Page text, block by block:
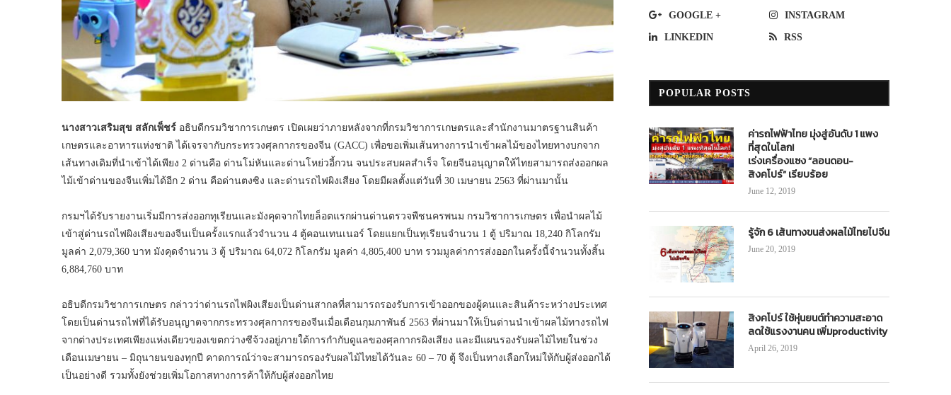
นางสาวเสริมสุข สลักเพ็ชร์ อธิบดีกรมวิชาการเกษตร เปิดเผยว่าภายหลังจากที่กรมวิชาการเกษตรและสำนักงานมาตรฐานสินค้า
เกษตรและอาหารแห่งชาติ ได้เจรจากับกระทรวงศุลกากรของจีน (GACC) เพื่อขอเพิ่มเส้นทางการนำเข้าผลไม้ของไทยทางบกจาก
เส้นทางเดิมที่นำเข้าได้เพียง 2 ด่านคือ ด่านโม่หันและด่านโหย่วอี้กวน จนประสบผลสำเร็จ โดยจีนอนุญาตให้ไทยสามารถส่งออกผล
ไม้เข้าด่านของจีนเพิ่มได้อีก 2 ด่าน คือด่านตงซิง และด่านรถไฟผิงเสียง โดยมีผลตั้งแต่วันที่ 30 เมษายน 2563 ที่ผ่านมานั้น
กรมฯได้รับรายงานเริ่มมีการส่งออกทุเรียนและมังคุดจากไทยล็อตแรกผ่านด่านตรวจพืชนครพนม กรมวิชาการเกษตร เพื่อนำผลไม้
เข้าสู่ด่านรถไฟผิงเสียงของจีนเป็นครั้งแรกแล้วจำนวน 4 ตู้คอนเทนเนอร์ โดยแยกเป็นทุเรียนจำนวน 1 ตู้ ปริมาณ 18,240 กิโลกรัม
มูลค่า 2,079,360 บาท มังคุดจำนวน 3 ตู้ ปริมาณ 64,072 กิโลกรัม มูลค่า 4,805,400 บาท รวมมูลค่าการส่งออกในครั้งนี้จำนวนทั้งสิ้น
6,884,760 บาท
อธิบดีกรมวิชาการเกษตร กล่าวว่าด่านรถไฟผิงเสียงเป็นด่านสากลที่สามารถรองรับการเข้าออกของผู้คนและสินค้าระหว่างประเทศ
โดยเป็นด่านรถไฟที่ได้รับอนุญาตจากกระทรวงศุลกากรของจีนเมื่อเดือนกุมภาพันธ์ 2563 ที่ผ่านมาให้เป็นด่านนำเข้าผลไม้ทางรถไฟ
จากต่างประเทศเพียงแห่งเดียวของเขตกว่างซีจ้วงอยู่ภายใต้การกำกับดูแลของศุลกากรผิงเสียง และมีแผนรองรับผลไม้ไทยในช่วง
เดือนเมษายน – มิถุนายนของทุกปี คาดการณ์ว่าจะสามารถรองรับผลไม้ไทยได้วันละ 60 – 70 ตู้ จึงเป็นทางเลือกใหม่ให้กับผู้ส่งออกได้
เป็นอย่างดี รวมทั้งยังช่วยเพิ่มโอกาสทางการค้าให้กับผู้ส่งออกไทย
GOOGLE + INSTAGRAM
LINKEDIN RSS
POPULAR POSTS
ค่ารถไฟฟ้าไทย มุ่งสู่อันดับ 1 แพง
ที่สุดในโลก!
เร่งเครื่องแซง “ลอนดอน-
สิงคโปร์” เรียบร้อย
June 12, 2019
รู้จัก 6 เส้นทางขนส่งผลไม้ไทยไปจีน
June 20, 2019
สิงคโปร์ ใช้หุ่นยนต์ทำความสะอาด
ลดใช้แรงงานคน เพิ่มproductivity
April 26, 2019